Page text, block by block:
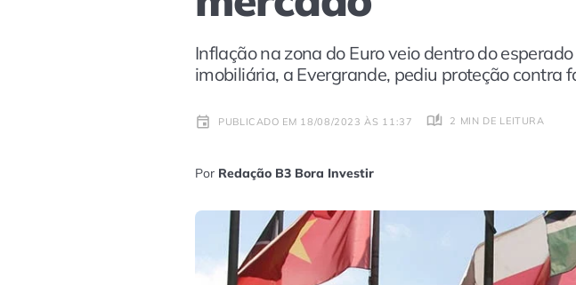
Inflação na zona do Euro veio dentro do
imobiliária, a Evergrande, pediu proteção contra
PUBLICADO EM 18/08/2023 ÀS 11:37 2 MIN DE LEITURA
Por Redação B3 Bora Investir